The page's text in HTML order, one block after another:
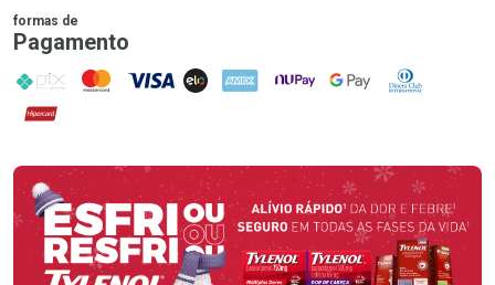
formas de
Pagamento
PIX MasterCard
VISA ELO AMEX NuPay Google PayDiners Club
Hipercard
Promoção em Destaque